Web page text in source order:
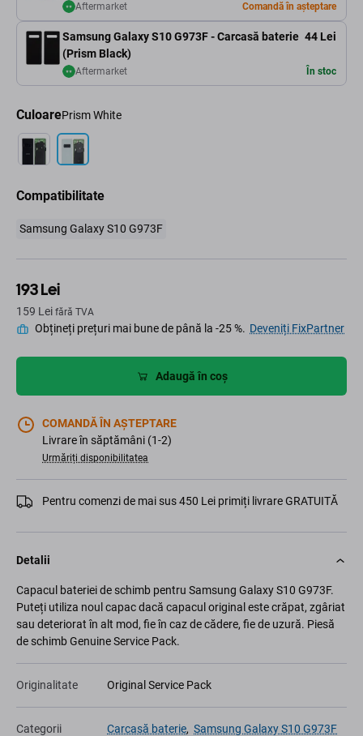
Aftermarket Comandă în așteptare
Samsung Galaxy S10 G973F - Carcasă baterie
(Prism Black)
44 Lei
Aftermarket În stoc
CuloarePrism White
Compatibilitate
Samsung Galaxy S10 G973F
193 Lei
159 Lei fără TVA
Obțineți prețuri mai bune de până la -25 %. Deveniți FixPartner
Adaugă în coș
COMANDĂ ÎN AȘTEPTARE
Livrare în săptămâni (1-2)
Urmăriți disponibilitatea
Pentru comenzi de mai sus 450 Lei primiți livrare GRATUITĂ
Detalii
Capacul bateriei de schimb pentru Samsung Galaxy S10 G973F.
Puteți utiliza noul capac dacă capacul original este crăpat, zgâriat
sau deteriorat în alt mod, fie în caz de cădere, fie de uzură. Piesă
de schimb Genuine Service Pack.
Originalitate Original Service Pack
Categorii Carcasă baterie, Samsung Galaxy S10 G973F